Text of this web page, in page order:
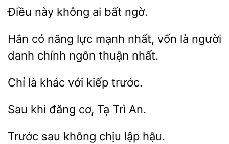
Điều không ai
có năng lực
nhất, vốn là
danh chính ngôn thuận nhất.
khác kiếp trước.
khi đăng cơ, Tạ
Trước sau lập